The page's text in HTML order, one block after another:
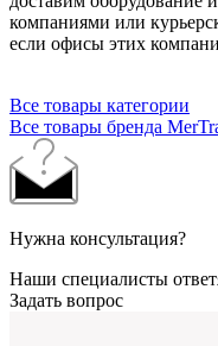
компаниями или
если офисы этих
Все товары категории
Все товары бренда
Нужна консультация?
Наши специалисты
Задать вопрос